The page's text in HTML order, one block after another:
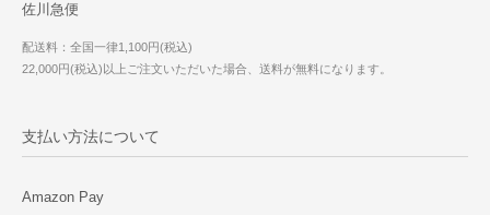
佐川急便
配送料：全国一律1,100円(税込)
22,000円(税込)以上ご注文いただいた場合、送料が無料になります。
支払い方法について
Amazon Pay